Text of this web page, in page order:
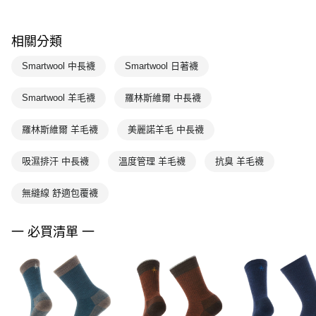
相關分類
Smartwool 中長襪 Smartwool 日著襪
Smartwool 羊毛襪 羅林斯維爾 中長襪
羅林斯維爾 羊毛襪 美麗諾羊毛 中長襪
吸濕排汗 中長襪 溫度管理 羊毛襪 抗臭 羊毛襪
無縫線 舒適包覆襪
一 必買清單 一